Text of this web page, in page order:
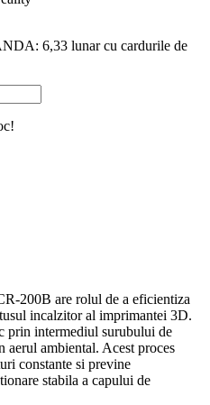
6,33 lunar cu cardurile de
200B are rolul de a eficientiza
incalzitor al imprimantei 3D.
prin intermediul surubului de
aerul ambiental. Acest proces
constante si previne
stabila a capului de